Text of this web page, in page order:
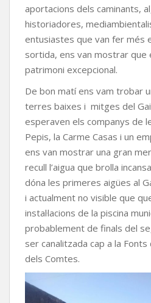
aportacions dels caminants,
historiadores,
entusiastes que van fer més
sortida, ens van mostrar que
patrimoni excepcional.
De bon matí ens vam trobar
terres baixes i mitges del
esperaven els companys de
Pepis, la Carme Casas i un
ens van mostrar una gran
recull l’aigua que brolla
dóna les primeres aigües al
i actualment no visible que
instal·lacions de la piscina
probablement de finals del
ser canalitzada cap a la
dels Comtes.